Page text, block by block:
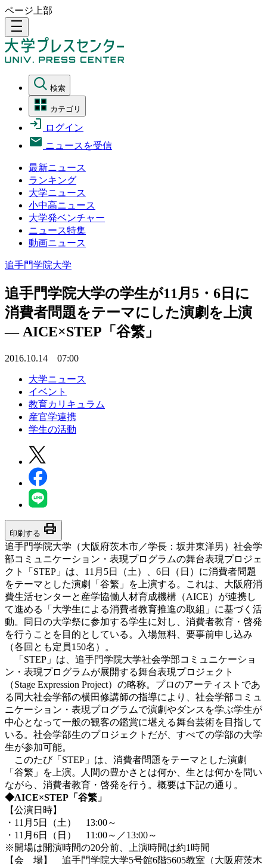
ページ上部
density_medium
検索
カテゴリ
ログイン
ニュースを受信
最新ニュース
ランキング
大学ニュース
小中高ニュース
大学発ベンチャー
ニュース特集
動画ニュース
追手門学院大学
追手門学院大学の学生が11月5・6日に
消費者問題をテーマにした演劇を上演
— AICE×STEP「谷繁」
2016.10.14 07:00
大学ニュース
イベント
教育カリキュラム
産官学連携
学生の活動
印刷する print
追手門学院大学（大阪府茨木市／学長：坂井東洋男）社会学
部コミュニケーション・表現プログラムの舞台表現プロジェ
クト「STEP」は、11月5日（土）、6日（日）に消費者問題
をテーマとした演劇「谷繁」を上演する。これは、大阪府消
費生活センターと産学協働人材育成機構（AICE）が連携し
て進める「大学生による消費者教育推進の取組」に基づく活
動。同日の大学祭に参加する学生に対し、消費者教育・啓発
を行うことを目的としている。入場無料、要事前申し込み
（各回とも定員150名）。
「STEP」は、追手門学院大学社会学部コミュニケーショ
ン・表現プログラムが展開する舞台表現プロジェクト
（Stage Expression Project）の略称。プロのアーティストであ
る同大社会学部の横田修講師の指導により、社会学部コミュ
ニケーション・表現プログラムで演劇やダンスを学ぶ学生が
中心となって一般の観客の鑑賞に堪える舞台芸術を目指して
いる。社会学部生のプロジェクトだが、すべての学部の大学
生が参加可能。
このたび「STEP」は、消費者問題をテーマとした演劇
「谷繁」を上演。人間の豊かさとは何か、生とは何かを問い
ながら、消費者教育・啓発を行う。概要は下記の通り。
◆AICE×STEP「谷繁」
【公演日時】
・11月5日（土） 13:00～
・11月6日（日） 11:00～／13:00～
※開場は開演時間の20分前、上演時間は約1時間
【会 場】 追手門学院大学5号館6階5605教室（大阪府茨木